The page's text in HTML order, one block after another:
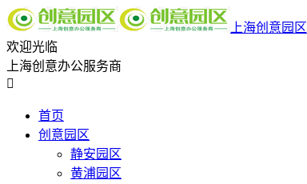
上海创意园区
欢迎光临
上海创意办公服务商

首页
创意园区
静安园区
黄浦园区